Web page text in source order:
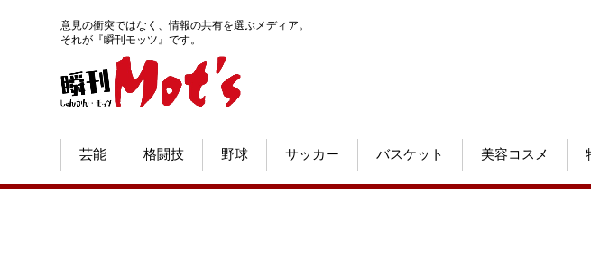
意見の衝突ではなく、情報の共有を選ぶメディア。
それが『瞬刊モッツ』です。
芸能 格闘技 野球 サッカー バスケット 美容コスメ